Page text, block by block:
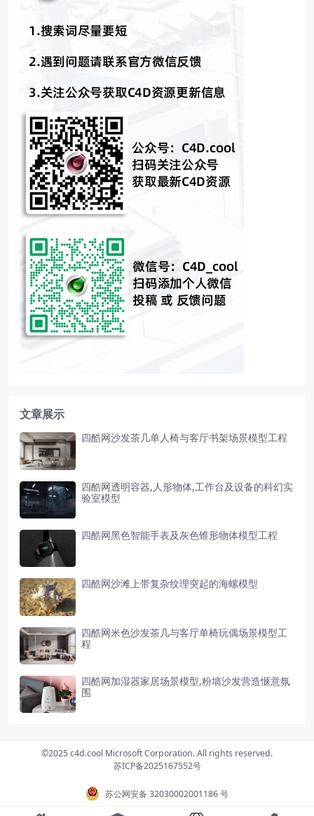
文章展示
四酷网沙发茶几单人椅与客厅书架场景模型工程
四酷网透明容器,人形物体,工作台及设备的科幻实
验室模型
四酷网黑色智能手表及灰色锥形物体模型工程
四酷网沙滩上带复杂纹理突起的海螺模型
四酷网米色沙发茶几与客厅单椅玩偶场景模型工
程
四酷网加湿器家居场景模型,粉墙沙发营造惬意氛
围
©2025 c4d.cool Microsoft Corporation. All rights reserved.
苏ICP备2025167552号
苏公网安备 32030002001186 号